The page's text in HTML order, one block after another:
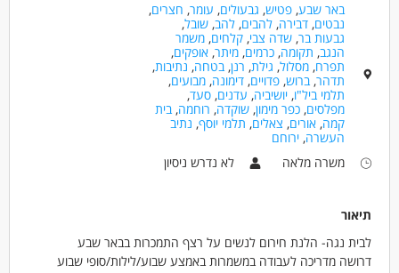
באר שבע,פטיש, גבעולים, עומר, חצרים,
נבטים,דבירה,להבים,להב,שובל,
גבעות בר,שדה צבי,קלחים,משמר
הנגב, תקומה,כרמים,מיתר,אופקים,
תפרח,מסלול, גילת, רנן,בטחה, נתיבות,
תדהר,ברוש,פדויים,דימונה,מבועים,
תלמי ביל"ו,יושיביה, עדנים,סעד,
מפלסים,כפר מימון,שוקדה, רוחמה,בית
קמה,אורים, צאלים, תלמי יוסף, נתיב
העשרה,ירוחם
משרה מלאה
לא נדרש ניסיון
תיאור
לבית נגה- הלנת חירום לנשים על רצף התמכרות בבאר שבע
דרושה מדריכה לעבודה במשמרות באמצע שבוע/לילות/סופי שבוע